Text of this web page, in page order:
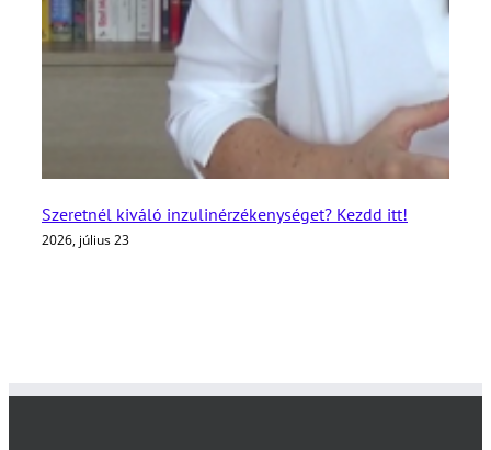
Szeretnél kiváló inzulinérzékenységet? Kezdd itt!
2026, július 23